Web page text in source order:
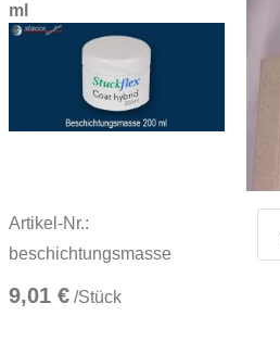
ml
Artikel-Nr.:
beschichtungsmasse
9,01 € /Stück